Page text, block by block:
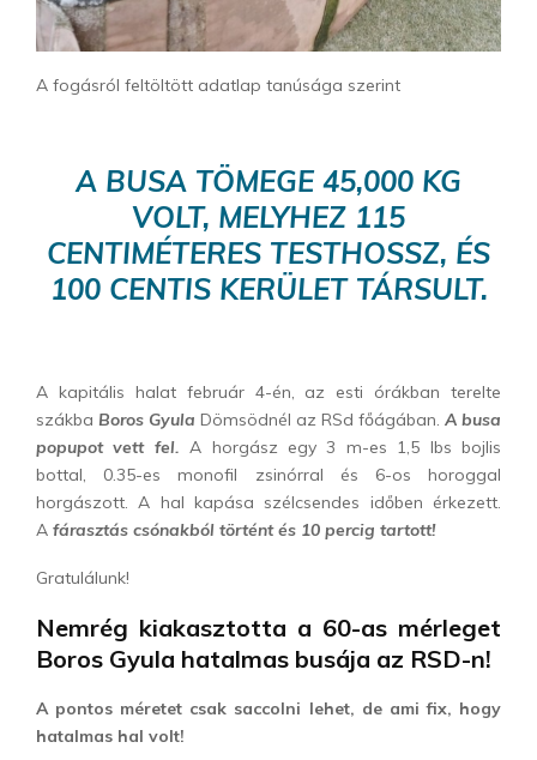
A fogásról feltöltött adatlap tanúsága szerint
A BUSA TÖMEGE 45,000 KG
VOLT, MELYHEZ 115
CENTIMÉTERES TESTHOSSZ, ÉS
100 CENTIS KERÜLET TÁRSULT.
A kapitális halat február 4-én, az esti órákban terelte
szákba Boros Gyula Dömsödnél az RSd főágában. A busa
popupot vett fel. A horgász egy 3 m-es 1,5 lbs bojlis
bottal, 0.35-es monofil zsinórral és 6-os horoggal
horgászott. A hal kapása szélcsendes időben érkezett.
A fárasztás csónakból történt és 10 percig tartott!
Gratulálunk!
Nemrég kiakasztotta a 60-as mérleget
Boros Gyula hatalmas busája az RSD-n!
A pontos méretet csak saccolni lehet, de ami fix, hogy
hatalmas hal volt!